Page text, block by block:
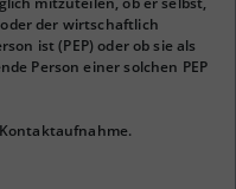
der wirtschaftlich
ist (PEP) oder ob sie als
Person einer solchen PEP